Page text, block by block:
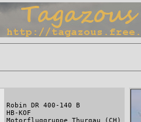
Robin DR 400-140 B
HB-KOF